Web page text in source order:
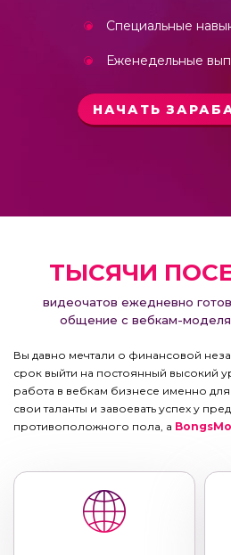
Специальные
Еженедельные
НАЧАТЬ
ТЫСЯЧИ
видеочатов ежедневно
общение с вебкам-
Вы давно мечтали о финансовой
срок выйти на постоянный высокий
работа в вебкам бизнесе именно
свои таланты и завоевать успех у
противоположного пола, а